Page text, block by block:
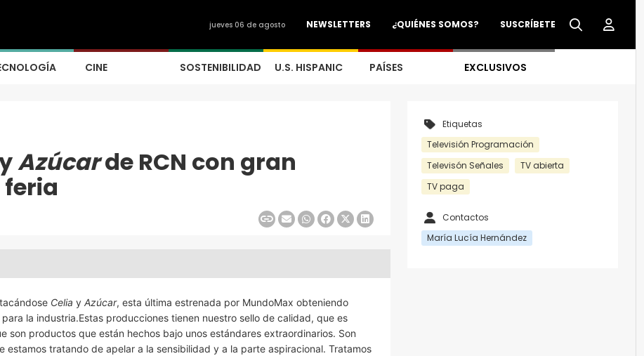
SUSCRÍBETE
¿QUIÉNES SOMOS?
NEWSLETTERS
jueves 06 de agosto
CINE SOSTENIBILIDAD U.S. HISPANIC PAÍSES EXCLUSIVOS
Azúcarde RCN con gran
Celia y Azúcar, esta última estrenada por MundoMax obteniendo
la industria.Estas producciones tienen nuestro sello de calidad, que es
son productos que están hechos bajo unos estándares extraordinarios. Son
tratando de apelar a la sensibilidad y a la parte aspiracional. Tratamos
Etiquetas
Televisión Programación
Televisón Señales
TV abierta
TV paga
Contactos
María Lucía Hernández